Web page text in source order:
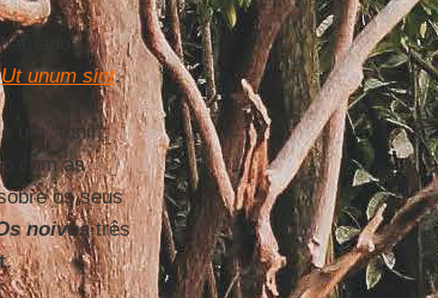
Ut unum sint.
um "funil",
com as
os seus
noivostrês
.